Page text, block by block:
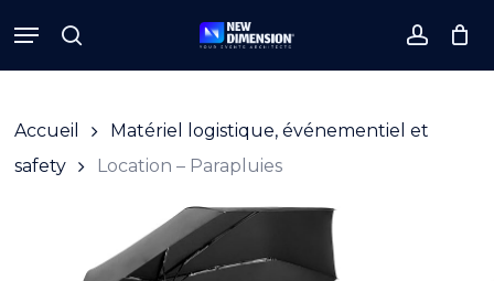
to
main
search
Menu
Cart Close
Cart
Accueil
Matériel logistique, événementiel et
safety
Location – Parapluies